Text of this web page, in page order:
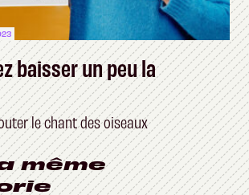
baisser un peu la
le chant des oiseaux
même